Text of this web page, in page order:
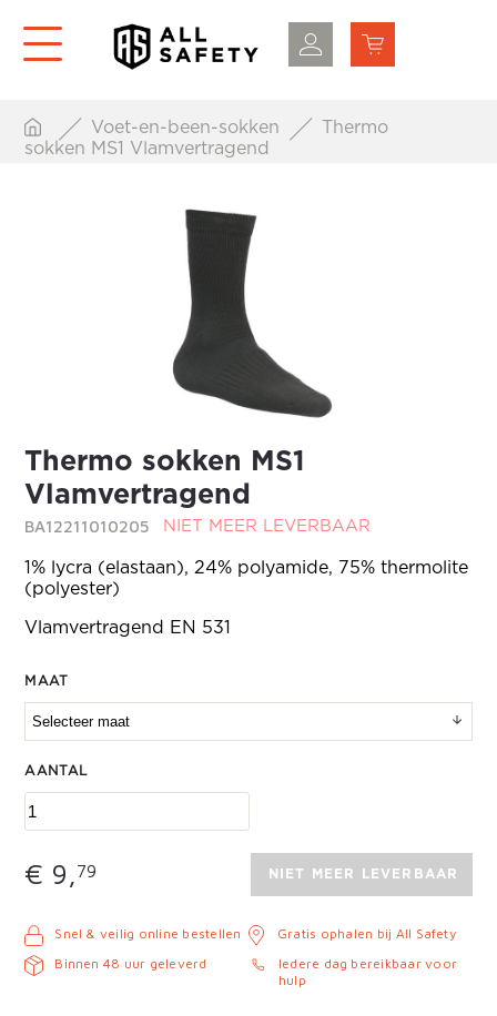
Voet-en-been-sokken
Thermo
sokken MS1 Vlamvertragend
Thermo sokken MS1
Vlamvertragend
BA12211010205 NIET MEER LEVERBAAR
1% lycra (elastaan), 24% polyamide, 75% thermolite
(polyester)
Vlamvertragend EN 531
MAAT
AANTAL
€ 9,79 NIET MEER LEVERBAAR
Snel & veilig online bestellen
Binnen 48 uur geleverd
Gratis ophalen bij All Safety
Iedere dag bereikbaar voor
hulp